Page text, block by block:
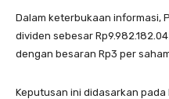
Dalam keterbukaan informasi,
dividen sebesar
dengan besaran Rp3 per
Keputusan ini didasarkan